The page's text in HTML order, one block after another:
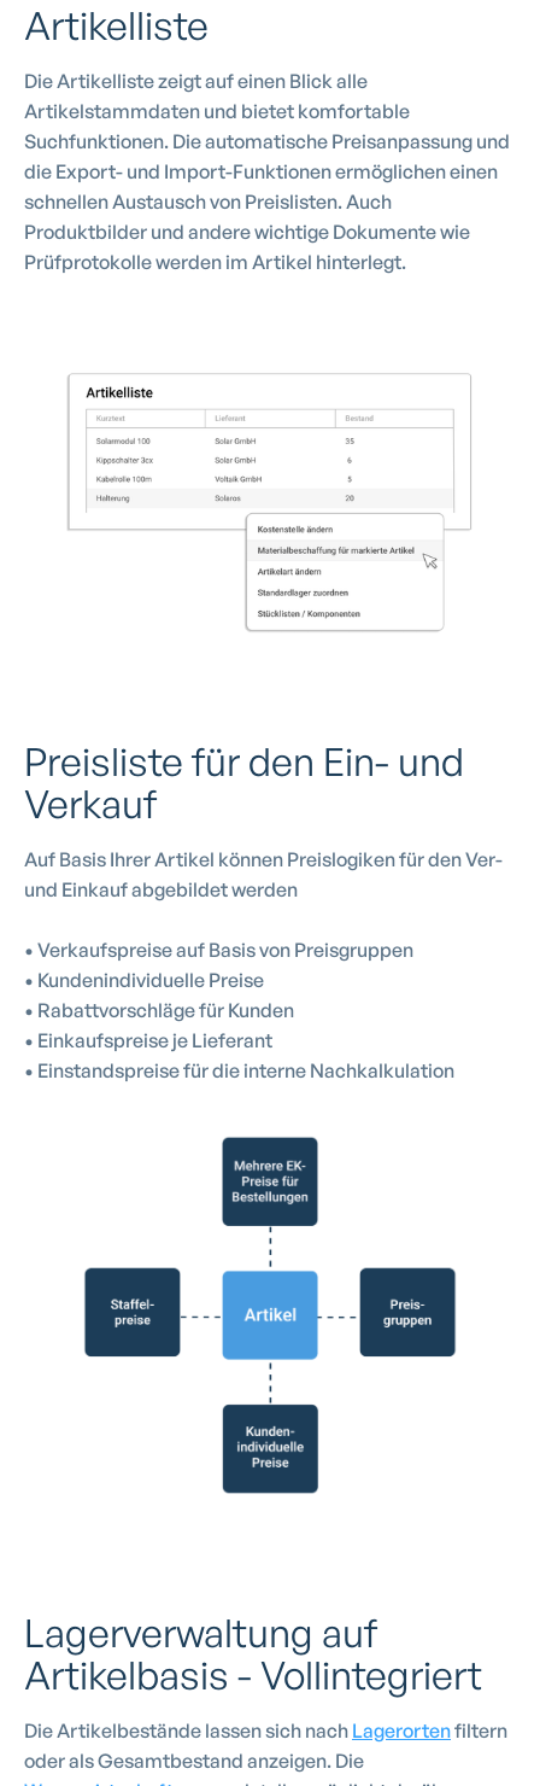
Artikelliste
Die Artikelliste zeigt auf einen Blick alle
Artikelstammdaten und bietet komfortable
Suchfunktionen. Die automatische Preisanpassung und
die Export- und Import-Funktionen ermöglichen einen
schnellen Austausch von Preislisten. Auch
Produktbilder und andere wichtige Dokumente wie
Prüfprotokolle werden im Artikel hinterlegt.
Preisliste für den Ein- und
Verkauf
Auf Basis Ihrer Artikel können Preislogiken für den Ver-
und Einkauf abgebildet werden
• Verkaufspreise auf Basis von Preisgruppen
• Kundenindividuelle Preise
• Rabattvorschläge für Kunden
• Einkaufspreise je Lieferant
• Einstandspreise für die interne Nachkalkulation
Lagerverwaltung auf
Artikelbasis - Vollintegriert
Die Artikelbestände lassen sich nach Lagerortenfiltern
oder als Gesamtbestand anzeigen. Die